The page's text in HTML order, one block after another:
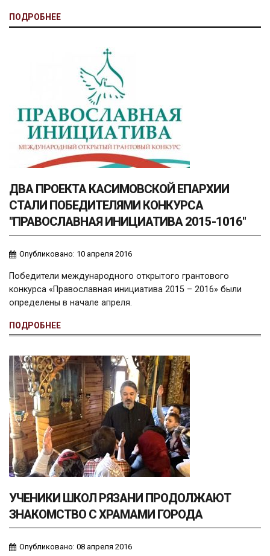
ПОДРОБНЕЕ
ДВА ПРОЕКТА КАСИМОВСКОЙ ЕПАРХИИ
СТАЛИ ПОБЕДИТЕЛЯМИ КОНКУРСА
"ПРАВОСЛАВНАЯ ИНИЦИАТИВА 2015-1016"
Опубликовано: 10 апреля 2016
Победители международного открытого грантового
конкурса «Православная инициатива 2015 – 2016» были
определены в начале апреля.
ПОДРОБНЕЕ
УЧЕНИКИ ШКОЛ РЯЗАНИ ПРОДОЛЖАЮТ
ЗНАКОМСТВО С ХРАМАМИ ГОРОДА
Опубликовано: 08 апреля 2016